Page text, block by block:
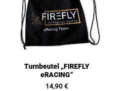
Turnbeutel „FIREFLY
eRACING“
14,90€